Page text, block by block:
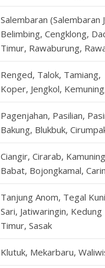
Salembaran (Salembaran
Belimbing, Cengklong,
Timur, Rawaburung,
Renged, Talok, Tamiang,
Koper, Jengkol,
Pagenjahan, Pasilian,
Bakung, Blukbuk,
Ciangir, Cirarab,
Babat, Bojongkamal,
Tanjung Anom, Tegal
Sari, Jatiwaringin,
Timur, Sasak
Klutuk, Mekarbaru,